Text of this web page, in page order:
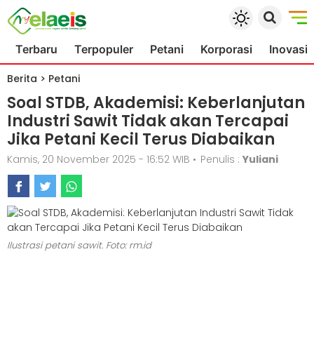
Terbaru Terpopuler Petani Korporasi Inovasi
Berita > Petani
Soal STDB, Akademisi: Keberlanjutan
Industri Sawit Tidak akan Tercapai
Jika Petani Kecil Terus Diabaikan
Kamis, 20 November 2025 - 16:52 WIB • Penulis : Yuliani
Ilustrasi petani sawit. Foto: rm.id